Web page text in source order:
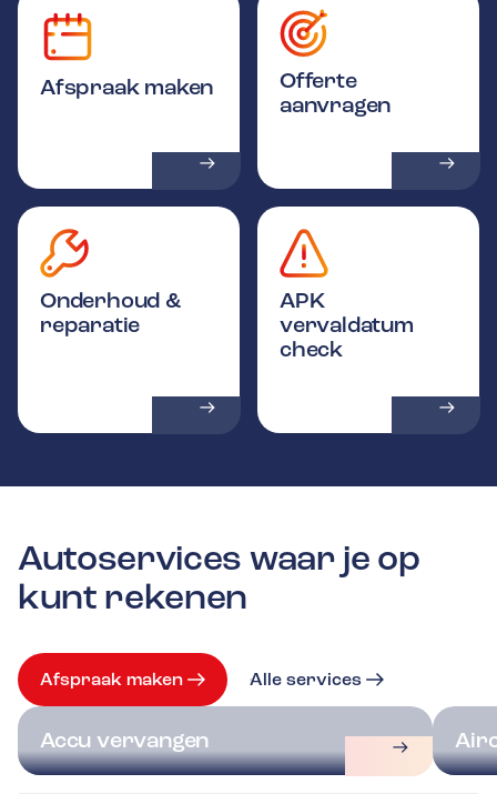
Afspraak maken
Offerte
aanvragen
Onderhoud &
reparatie
APK
vervaldatum
check
Autoservices waar je op
kunt rekenen
Afspraak maken Alle services
Accu vervangen